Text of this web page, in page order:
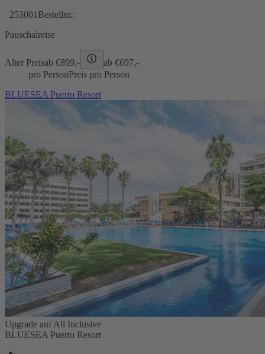
253001 Bestellnr.:
Pauschalreise
Alter Preisab €899,- ab €697,-
pro PersonPreis pro Person
BLUESEA Puerto Resort
Upgrade auf All Inclusive
BLUESEA Puerto Resort